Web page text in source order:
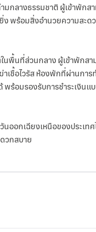
กลางธรรมชาติ ผู้เข้าพักส
พร้อมสิ่งอำนวยความสะด
นพื้นที่ส่วนกลาง ผู้เข้าพักส
อไวรัส ห้องพักที่ผ่านการท
ร้อมรองรับการชำระเงินแ
ออกเฉียงเหนือของประเท
วกสบาย